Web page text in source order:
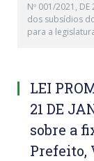
Nº 001/2021,
dos subsídios
para a
LEI
21 DE
sobre a
Prefeito,